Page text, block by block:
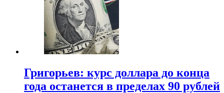
Григорьев: курс доллара до конца
года останется в пределах 90 рублей